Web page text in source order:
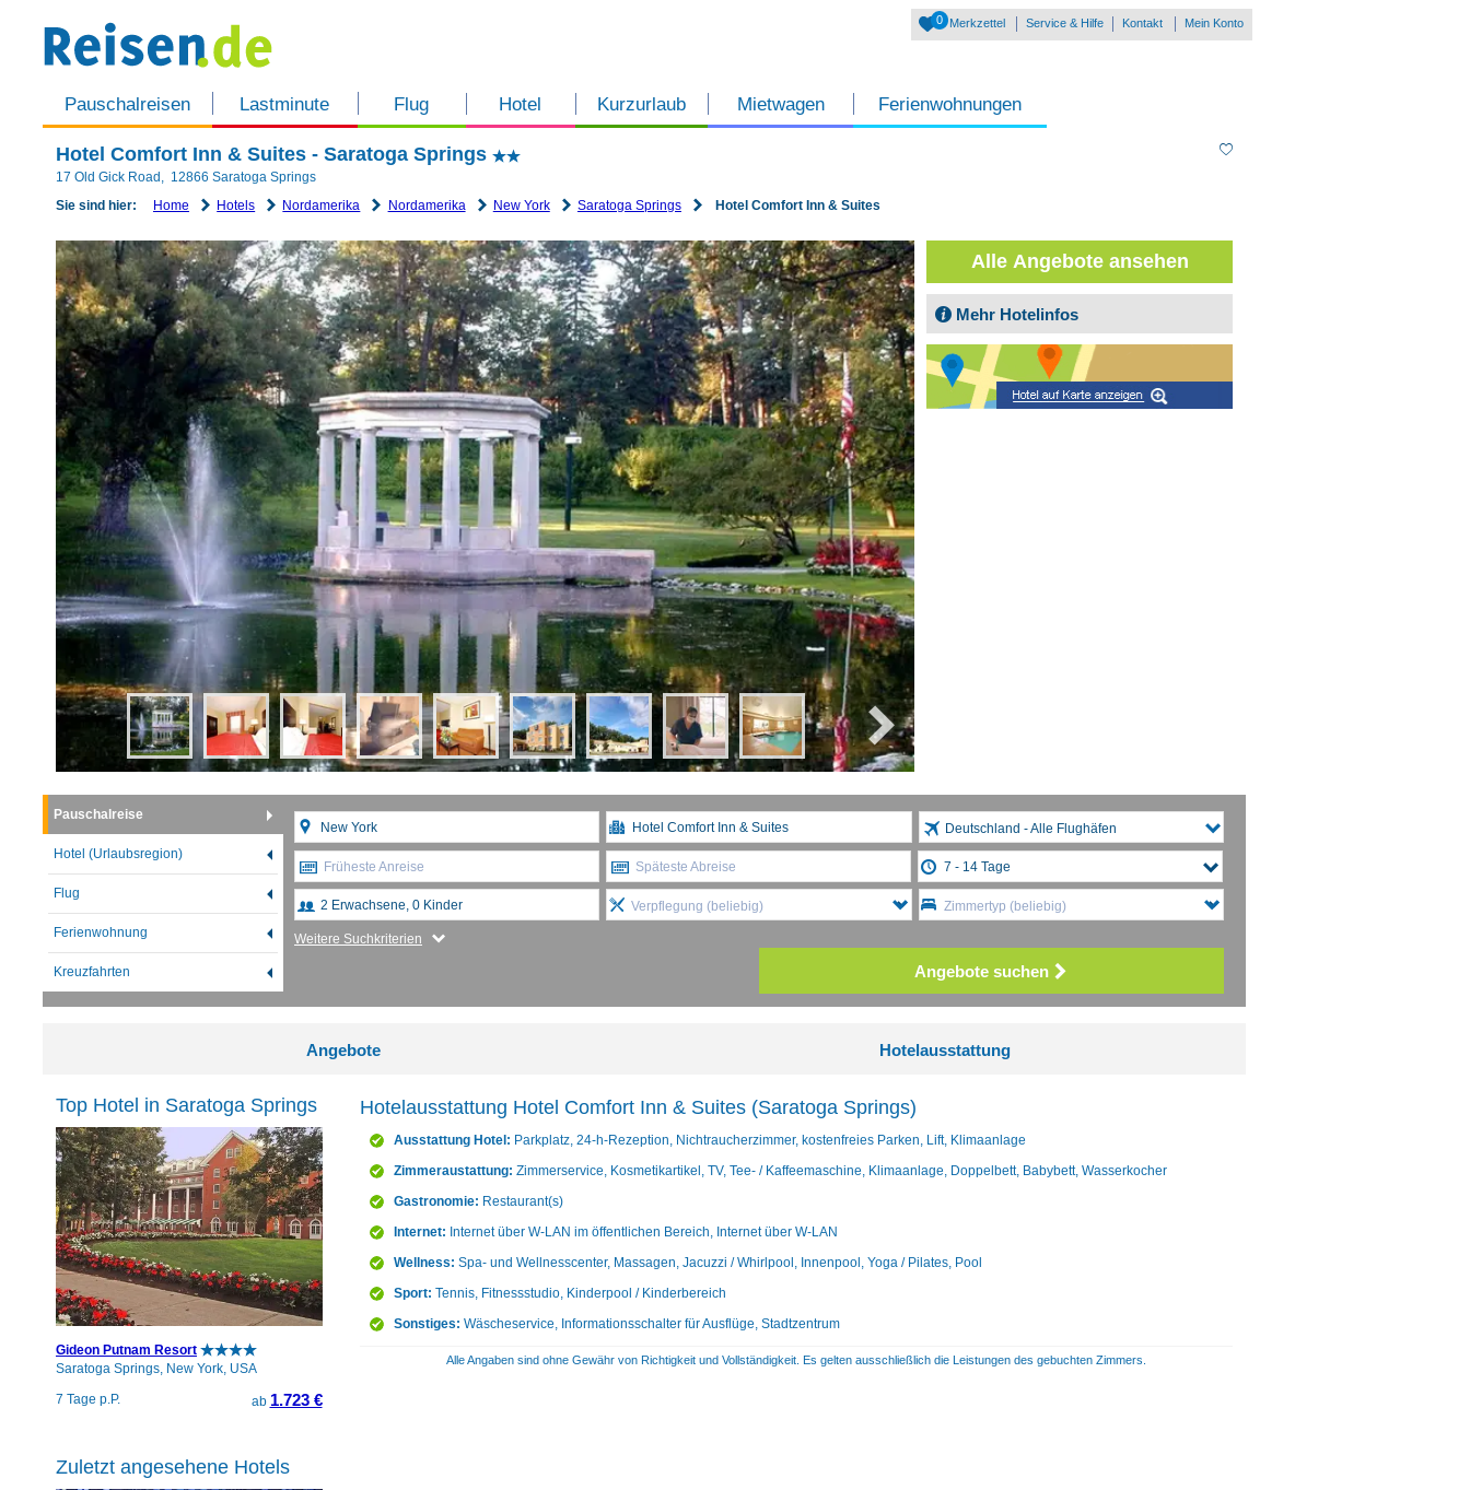
Pauschalreisen Lastminute Flug Hotel Kurzurlaub Mietwagen Ferienwohnungen
0 Merkzettel Service & Hilfe Kontakt Mein Konto
Hotel Comfort Inn & Suites - Saratoga Springs
17 Old Gick Road , 12866 Saratoga Springs
Sie sind hier:
Home Hotels Nordamerika Nordamerika New York Saratoga Springs Hotel Comfort Inn & Suites
Alle Angebote ansehen
Mehr Hotelinfos
Pauschalreise
Hotel (Urlaubsregion)
Flug
Ferienwohnung
Kreuzfahrten
Deutschland - Alle Flughäfen
Früheste Anreise Späteste Abreise
Verpflegung (beliebig) Zimmertyp (beliebig)
Weitere Suchkriterien
Angebote suchen
Angebote Hotelausstattung
Hotelausstattung Hotel Comfort Inn & Suites (Saratoga Springs)
Ausstattung Hotel: Parkplatz, 24-h-Rezeption, Nichtraucherzimmer, kostenfreies Parken, Lift, Klimaanlage
Zimmeraustattung: Zimmerservice, Kosmetikartikel, TV, Tee- / Kaffeemaschine, Klimaanlage, Doppelbett, Babybett, Wasserkocher
Gastronomie: Restaurant(s)
Internet: Internet über W-LAN im öffentlichen Bereich, Internet über W-LAN
Wellness: Spa- und Wellnesscenter, Massagen, Jacuzzi / Whirlpool, Innenpool, Yoga / Pilates, Pool
Sport: Tennis, Fitnessstudio, Kinderpool / Kinderbereich
Sonstiges: Wäscheservice, Informationsschalter für Ausflüge, Stadtzentrum
Alle Angaben sind ohne Gewähr von Richtigkeit und Vollständigkeit. Es gelten ausschließlich die Leistungen des gebuchten Zimmers.
Top Hotel in Saratoga Springs
Gideon Putnam Resort
Saratoga Springs, New York, USA
7 Tage p.P.
ab 1.723 €
Zuletzt angesehene Hotels